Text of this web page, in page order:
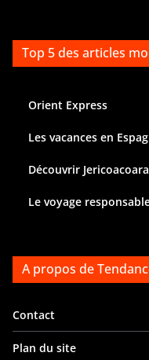
Top 5 des articles
Orient Express
Les vacances en
Découvrir
Le voyage
A propos de
Contact
Plan du site